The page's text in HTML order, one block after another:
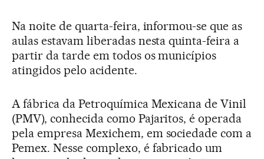
Na noite de quarta-feira, informou-se que as
aulas estavam liberadas nesta quinta-feira a
partir da tarde em todos os municípios
atingidos pelo acidente.
A fábrica da Petroquímica Mexicana de Vinil
(PMV), conhecida como Pajaritos, é operada
pela empresa Mexichem, em sociedade com a
Pemex. Nesse complexo, é fabricado um